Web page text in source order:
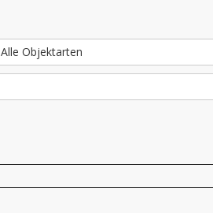
Alle Objektarten